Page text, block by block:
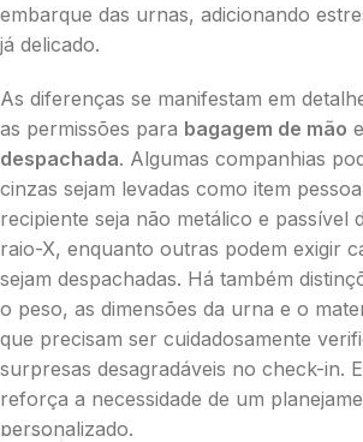
embarque das urnas, adicionando
já delicado.
As diferenças se manifestam em
as permissões para bagagem de mão e
despachada. Algumas companhias
cinzas sejam levadas como item
recipiente seja não metálico e passível
raio-X, enquanto outras podem exigir
sejam despachadas. Há também
o peso, as dimensões da urna e o
que precisam ser cuidadosamente
surpresas desagradáveis no check-in.
reforça a necessidade de um
personalizado.